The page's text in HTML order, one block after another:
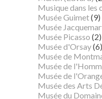
Musique dans les
Musée Guimet(9)
Musée
Musée Picasso (2)
Musée d'Orsay(6)
Musée de
Musée de
Musée de
Musée des Arts
Musée du